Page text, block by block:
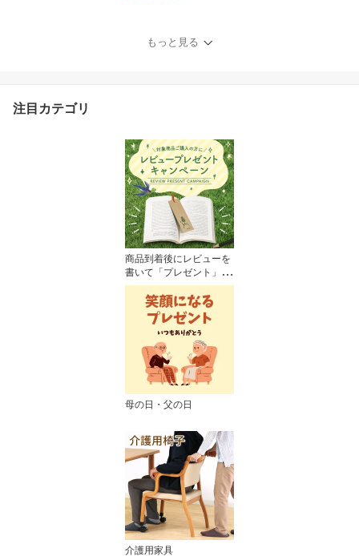
ニングこたつ 勉強机 肘
付き 1人用 背もたれレバ
もっと見る
注目カテゴリ
商品到着後にレビューを
書いて「プレゼント」企
画☆
母の日・父の日
介護用家具